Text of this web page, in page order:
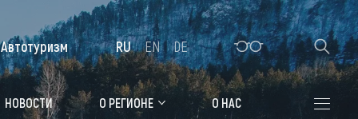
Алтайская зимовка
НОВОСТИ О РЕГИОНЕ О НАС
Автотуризм RU EN DE